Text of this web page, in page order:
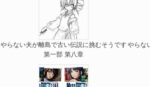
やらない夫が離島で古い伝説に挑むそうです
第一部 第八章
やらな